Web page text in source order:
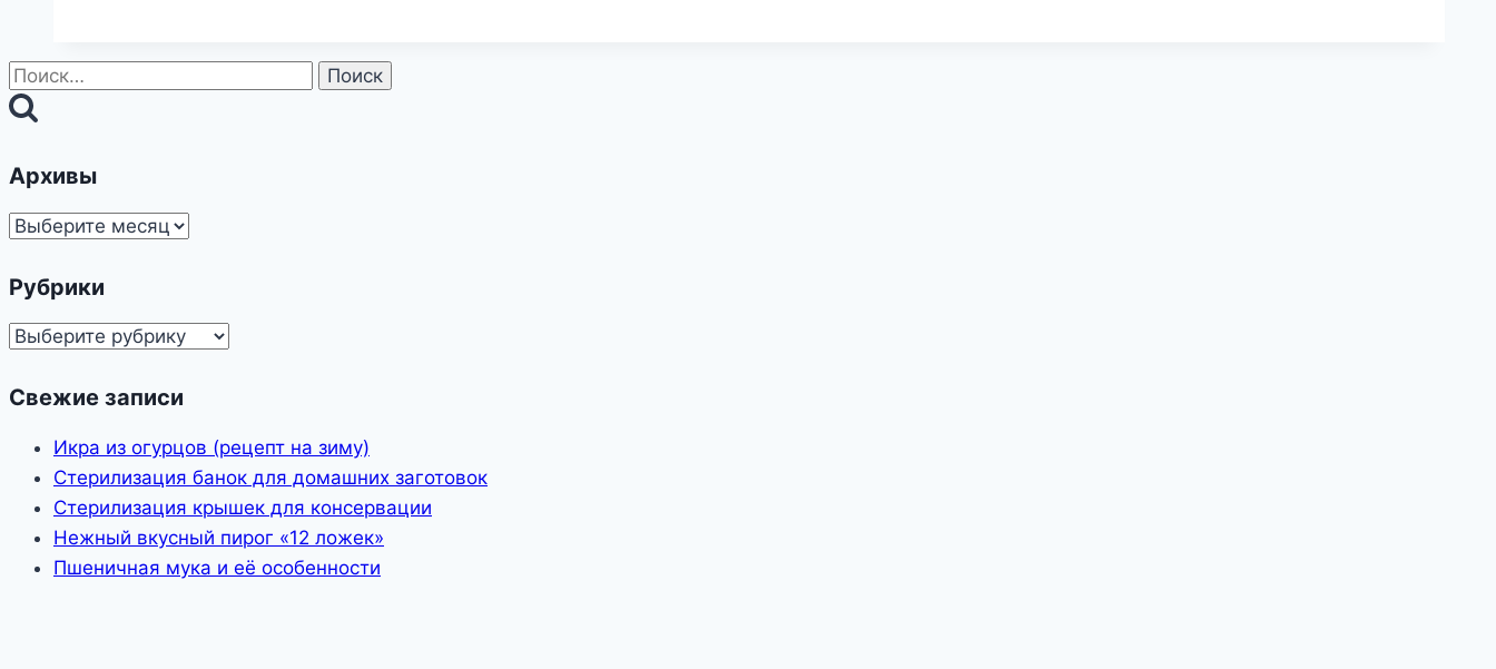
Найти:
Архивы
Архивы
Рубрики
Рубрики
Свежие записи
Икра из огурцов (рецепт на зиму)
Стерилизация банок для домашних заготовок
Стерилизация крышек для консервации
Нежный вкусный пирог «12 ложек»
Пшеничная мука и её особенности